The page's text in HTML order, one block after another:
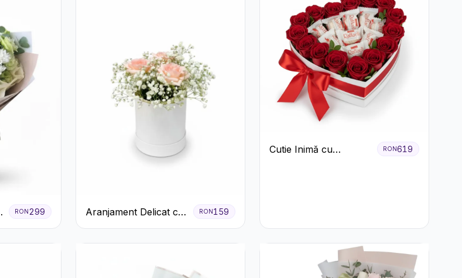
RON299
Aranjament Delicat cu
3 Trandafiri Roz în
RON159
Cutie Inimă cu
RON619